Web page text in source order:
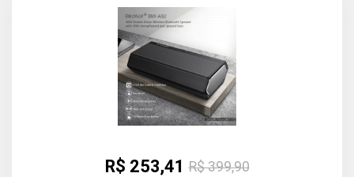
R$ 253,41 R$ 399,90